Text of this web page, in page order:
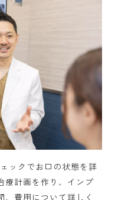
ックでお口の状態を詳
療計画を作り、インプ
、費用について詳しく